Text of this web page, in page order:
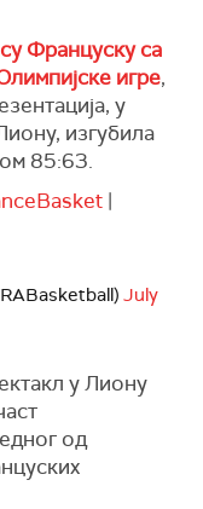
Француску са
игре,
у
изгубила
85:63.
|
July
у Лиону
од